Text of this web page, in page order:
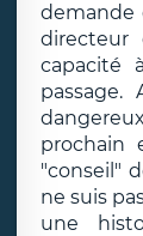
demande
directeur
capacité
prochain
"conseil"
ne suis
une